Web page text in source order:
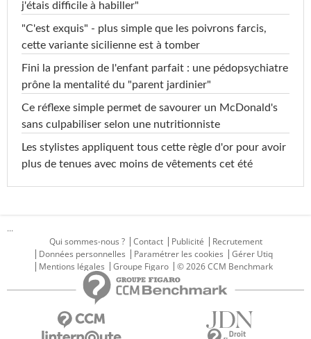
j'étais difficile à habiller"
"C'est exquis" - plus simple que les poivrons farcis,
cette variante sicilienne est à tomber
Fini la pression de l'enfant parfait : une pédopsychiatre
prône la mentalité du "parent jardinier"
Ce réflexe simple permet de savourer un McDonald's
sans culpabiliser selon une nutritionniste
Les stylistes appliquent tous cette règle d'or pour avoir
plus de tenues avec moins de vêtements cet été
...
Qui sommes-nous ?
Contact Publicité
Recrutement
Données personnelles
Paramétrer les cookies
Gérer Utiq
Mentions légales
Groupe Figaro © 2026 CCM Benchmark